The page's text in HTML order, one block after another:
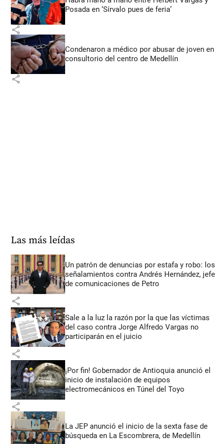
Posada en ‘Sírvalo pues de feria’
share
Condenaron a médico por abusar de joven en
consultorio del centro de Medellín
share
Las más leídas
Un patrón de denuncias por estafa y robo: los
señalamientos contra Andrés Hernández, jefe
de comunicaciones de Petro
share
Sale a la luz la razón por la que las víctimas
del caso contra Jorge Alfredo Vargas no
participarán en el juicio
share
¡Por fin! Gobernador de Antioquia anunció el
inicio de instalación de equipos
electromecánicos en Túnel del Toyo
share
La JEP anunció el inicio de la sexta fase de
búsqueda en La Escombrera, de Medellín